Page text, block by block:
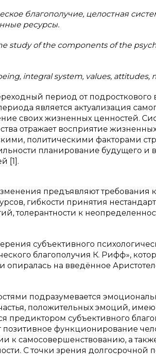
благополучие, целостная
ресурсы.
study of the components of the
integral system, values, attitudes,
период от подросткового
является актуализация
своих жизненных ценностей.
отражает восприятие
политическими факторами
планирование будущего и
[1].
предъявляют
гибкости принятия
толерантности к
субъективного
благополучия К. Рифф»,
на введённое
подразумевается
положительных эмоций,
предиктором субъективного
позитивное функционирование
к самосовершенствованию, а
С точки зрения